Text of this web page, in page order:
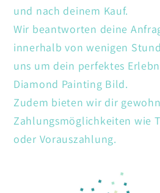
und nach deinem Kauf.
Wir beantworten deine
innerhalb von wenigen
uns um dein perfektes
Diamond Painting Bild.
Zudem bieten wir dir
Zahlungsmöglichkeiten wie
oder Vorauszahlung.